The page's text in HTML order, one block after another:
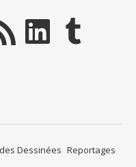
RSSLinkedIn Tumblr
Dessinées Reportages